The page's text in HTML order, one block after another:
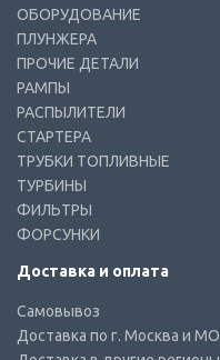
ОБОРУДОВАНИЕ
ПЛУНЖЕРА
ПРОЧИЕ ДЕТАЛИ
РАМПЫ
РАСПЫЛИТЕЛИ
СТАРТЕРА
ТРУБКИ ТОПЛИВНЫЕ
ТУРБИНЫ
ФИЛЬТРЫ
ФОРСУНКИ
Доставка и оплата
Самовывоз
Доставка по г. Москва и МО